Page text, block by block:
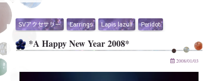
SVアクセサリー Earrings Lapis lazuli Peridot
*A Happy New Year 2008*
2008/01/03